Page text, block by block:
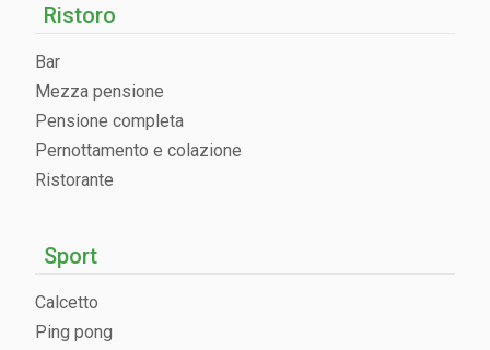
Ristoro
Bar
Mezza pensione
Pensione completa
Pernottamento e colazione
Ristorante
Sport
Calcetto
Ping pong